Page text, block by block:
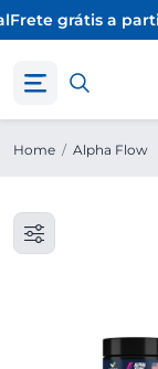
Frete grátis a
Home / Alpha Flow